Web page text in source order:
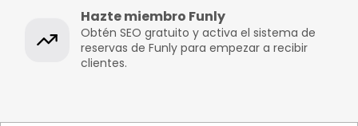
Hazte miembro Funly
Obtén SEO gratuito y activa el sistema de
reservas de Funly para empezar a recibir
clientes.